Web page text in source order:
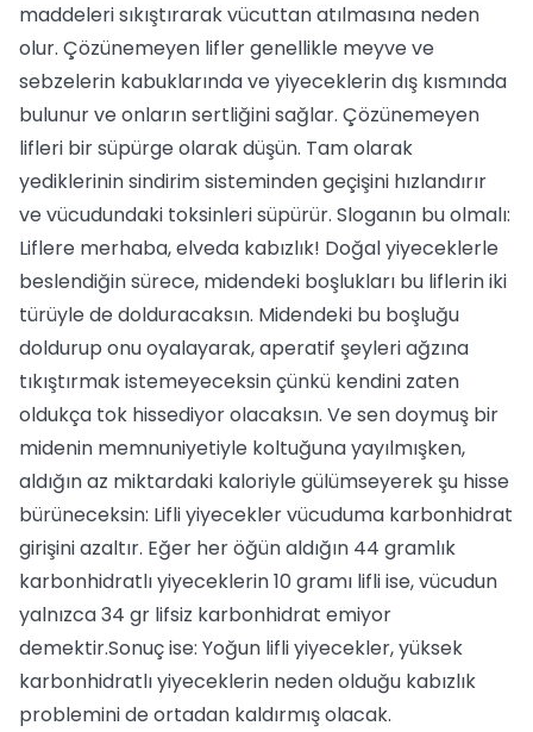
maddeleri sıkıştırarak vücuttan atılmasına neden
olur. Çözünemeyen lifler genellikle meyve ve
sebzelerin kabuklarında ve yiyeceklerin dış kısmında
bulunur ve onların sertliğini sağlar. Çözünemeyen
lifleri bir süpürge olarak düşün. Tam olarak
yediklerinin sindirim sisteminden geçişini hızlandırır
ve vücudundaki toksinleri süpürür. Sloganın bu olmalı:
Liflere merhaba, elveda kabızlık! Doğal yiyeceklerle
beslendiğin sürece, midendeki boşlukları bu liflerin iki
türüyle de dolduracaksın. Midendeki bu boşluğu
doldurup onu oyalayarak, aperatif şeyleri ağzına
tıkıştırmak istemeyeceksin çünkü kendini zaten
oldukça tok hissediyor olacaksın. Ve sen doymuş bir
midenin memnuniyetiyle koltuğuna yayılmışken,
aldığın az miktardaki kaloriyle gülümseyerek şu hisse
bürüneceksin: Lifli yiyecekler vücuduma karbonhidrat
girişini azaltır. Eğer her öğün aldığın 44 gramlık
karbonhidratlı yiyeceklerin 10 gramı lifli ise, vücudun
yalnızca 34 gr lifsiz karbonhidrat emiyor
demektir.Sonuç ise: Yoğun lifli yiyecekler, yüksek
karbonhidratlı yiyeceklerin neden olduğu kabızlık
problemini de ortadan kaldırmış olacak.